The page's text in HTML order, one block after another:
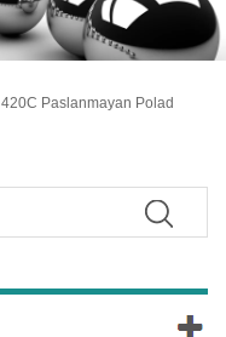
420C Paslanmayan Polad